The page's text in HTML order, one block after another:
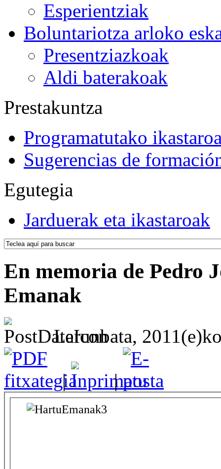
Esperientziak
Boluntariotza arloko
Presentziazkoak
Aldi baterakoak
Prestakuntza
Programatutako
Sugerencias de
Egutegia
Jarduerak eta ikastaroak
En memoria de Pedro
Emanak
Larunbata,
| |